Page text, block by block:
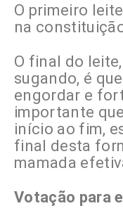
O primeiro
na
O final do
sugando, é
engordar e
importante
início ao fim,
final desta
mamada
Votação para